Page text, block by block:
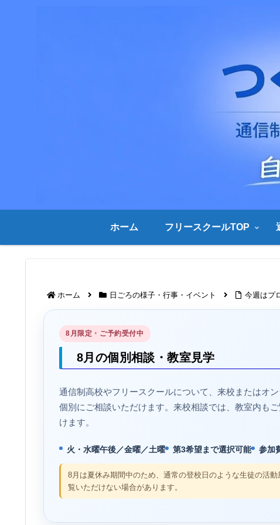
ホーム フリースクールTOP
ホーム 日ごろの様子・行事・イベント 今週はプ
8月限定・ご予約受付中
8月の個別相談・教室見学
通信制高校やフリースクールについて、来校またはオ
個別にご相談いただけます。来校相談では、教室内も
けます。
火・水曜午後／金曜／土曜 第3希望まで選択可能 参加
8月は夏休み期間中のため、通常の登校日のような生徒の活動
覧いただけない場合があります。